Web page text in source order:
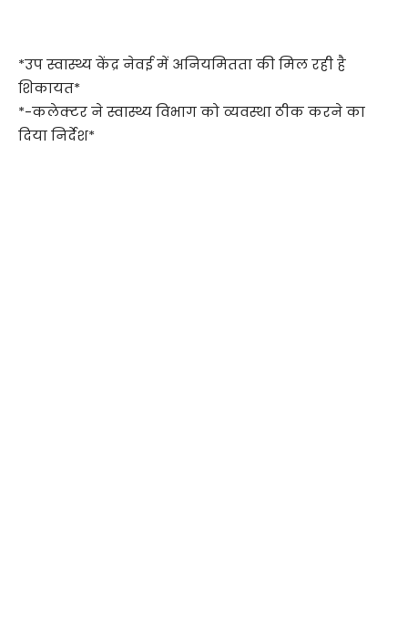
*उप स्वास्थ्य केंद्र नेवई में अनियमितता की मिल रही है
शिकायत*
*-कलेक्टर ने स्वास्थ्य विभाग को व्यवस्था ठीक करने का
दिया निर्देश*